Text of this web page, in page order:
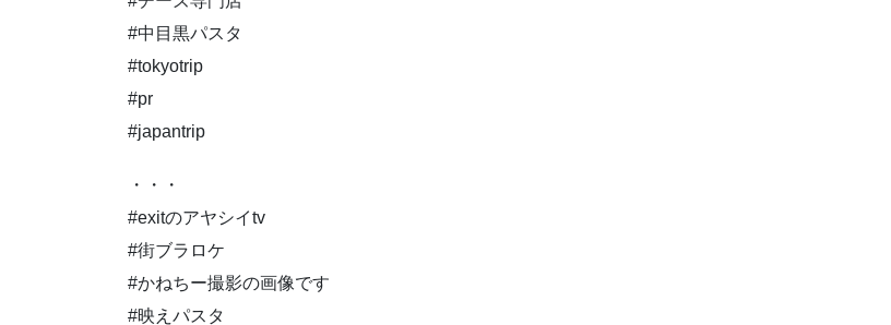
#中目黒パスタ
#tokyotrip
#pr
#japantrip
・・・
#exitのアヤシイtv
#街ブラロケ
#かねちー撮影の画像です
#映えパスタ